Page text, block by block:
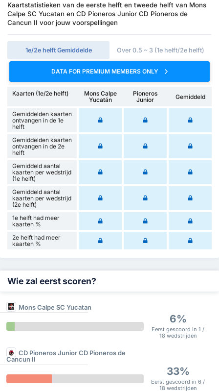
Kaartstatistieken van de eerste helft en tweede helft van Mons
Calpe SC Yucatan en CD Pioneros Junior CD Pioneros de
Cancun II voor jouw voorspellingen
1e/2e helft Gemiddelde Over 0.5 ~ 3 (1e helft/2e helft)
DATA FOR PREMIUM MEMBERS ONLY
Kaarten (1e/2e helft)
Mons Calpe
Yucatán
Pioneros
Junior
Gemiddeld
Gemiddelden kaarten
ontvangen in de 1e
helft
Gemiddelden kaarten
ontvangen in de 2e
helft
Gemiddeld aantal
kaarten per wedstrijd
(1e helft)
Gemiddeld aantal
kaarten per wedstrijd
(2e helft)
1e helft had meer
kaarten %
2e helft had meer
kaarten %
Wie zal eerst scoren?
Mons Calpe SC Yucatan
6%
Eerst gescoord in 1 /
18 wedstrijden
CD Pioneros Junior CD Pioneros de
Cancun II
33%
Eerst gescoord in 6 /
18 wedstrijden